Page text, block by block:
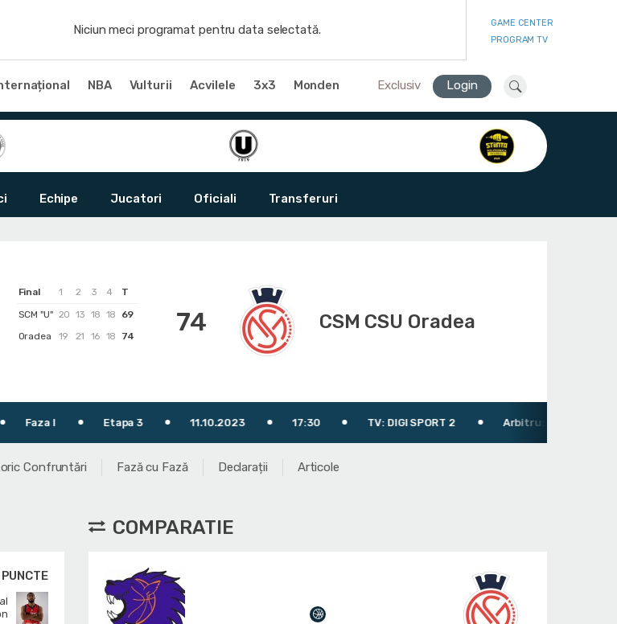
Niciun meci programat pentru data selectată.
GAME CENTER
PROGRAM TV
NBA Vulturii Acvilele 3x3 Monden Exclusiv Login
Echipe Jucatori Oficiali Transferuri
Final 1 2 3 4
T
SCM "U" 20 13 18 18
69
Oradea
19 21 16 18 74 74 CSM CSU Oradea
Etapa 3 11.10.2023 17:30 TV: DIGI SPORT 2 Arbitru: Grigoraş Laurenţiu
Confruntări Fază cu Fază Declarații Articole
PUNCTE
COMPARATIE